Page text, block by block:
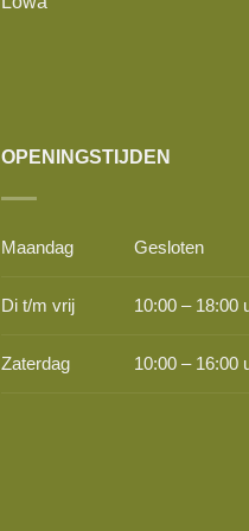
OPENINGSTIJDEN
Maandag Gesloten
Di t/m vrij 10:00 – 18:00
Zaterdag 10:00 – 16:00